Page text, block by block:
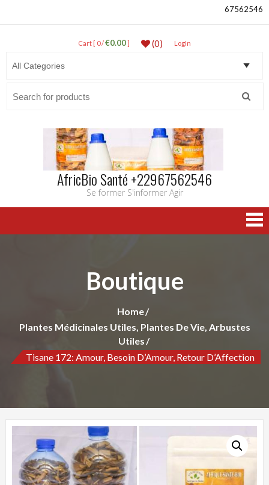
67562546
Cart [ 0 /€0.00] (0) LogIn
AfricBio Santé +22967562546
Se former S'informer Agir
Boutique
Home
Plantes Médicinales Utiles, Plantes De Vie, Arbustes
Utiles
Tisane 172: Amour, Besoin D’Amour, Retour D’Affection